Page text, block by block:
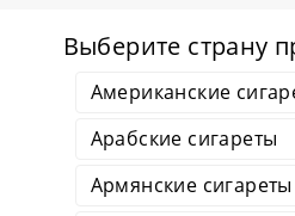
Выберите страну
Американские
Арабские сигареты
Армянские сигареты